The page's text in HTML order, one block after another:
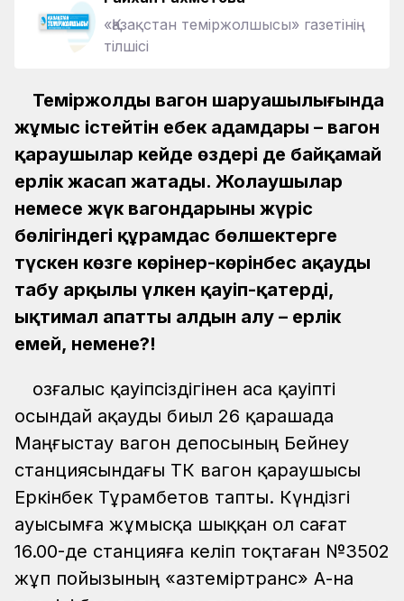
«Қазақстан теміржолшысы» газетінің
тілшісі
Теміржолдың вагон шаруашылығында
жұмыс істейтін еңбек адамдары – вагон
қараушылар кейде өздері де байқамай
ерлік жасап жатады. Жолаушылар
немесе жүк вагондарының жүріс
бөлігіндегі құрамдас бөлшектерге
түскен көзге көрінер-көрінбес ақауды
табу арқылы үлкен қауіп-қатердің,
ықтимал апаттың алдын алу – ерлік
емей, немене?!
Қозғалыс қауіпсіздігінен аса қауіпті
осындай ақауды биыл 26 қарашада
Маңғыстау вагон депосының Бейнеу
станциясындағы ТҚКҚ вагон қараушысы
Еркінбек Тұрамбетов тапты. Күндізгі
ауысымға жұмысқа шыққан ол сағат
16.00-де станцияға келіп тоқтаған №3502
жұп пойызының «Қазтеміртранс» АҚ-на